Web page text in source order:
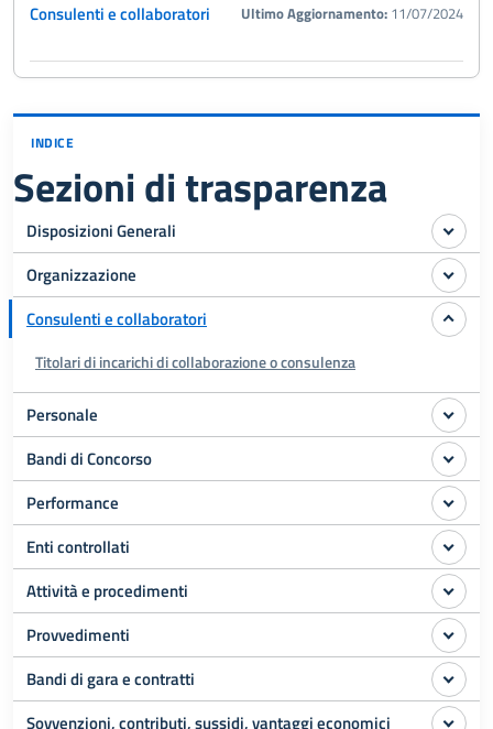
Consulenti e collaboratori Ultimo Aggiornamento: 11/07/2024
INDICE
Sezioni di trasparenza
Disposizioni Generali
Organizzazione
Consulenti e collaboratori
Titolari di incarichi di collaborazione o consulenza
Personale
Bandi di Concorso
Performance
Enti controllati
Attività e procedimenti
Provvedimenti
Bandi di gara e contratti
Sovvenzioni, contributi, sussidi, vantaggi economici